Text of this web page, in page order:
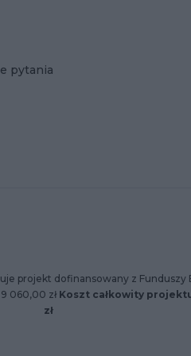
pytania
projekt dofinansowany z Funduszy
060,00 zł Koszt całkowity
zł